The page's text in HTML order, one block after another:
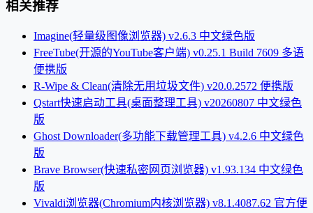
相关推荐
Imagine(轻量级图像浏览器) v2.6.3 中文绿色版
FreeTube(开源的YouTube客户端) v0.25.1 Build 7609 多语
便携版
R-Wipe & Clean(清除无用垃圾文件) v20.0.2572 便携版
Qstart快速启动工具(桌面整理工具) v20260807 中文绿色
版
Ghost Downloader(多功能下载管理工具) v4.2.6 中文绿色
版
Brave Browser(快速私密网页浏览器) v1.93.134 中文绿色
版
Vivaldi浏览器(Chromium内核浏览器) v8.1.4087.62 官方便